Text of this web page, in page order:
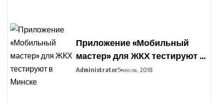
Приложение «Мобильный
мастер» для ЖКХ тестируют в
Минске
Administrator5 июля, 2018